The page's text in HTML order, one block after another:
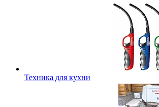
Техника для кухни